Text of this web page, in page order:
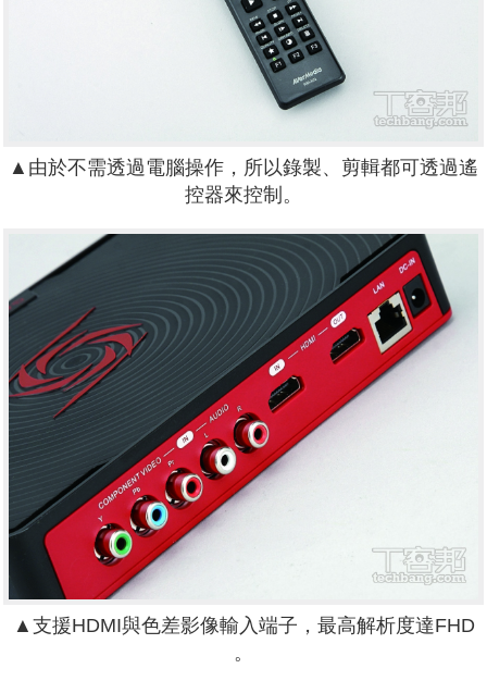
▲由於不需透過電腦操作，所以錄製、剪輯都可透過遙
控器來控制。
▲支援HDMI與色差影像輸入端子，最高解析度達FHD
。